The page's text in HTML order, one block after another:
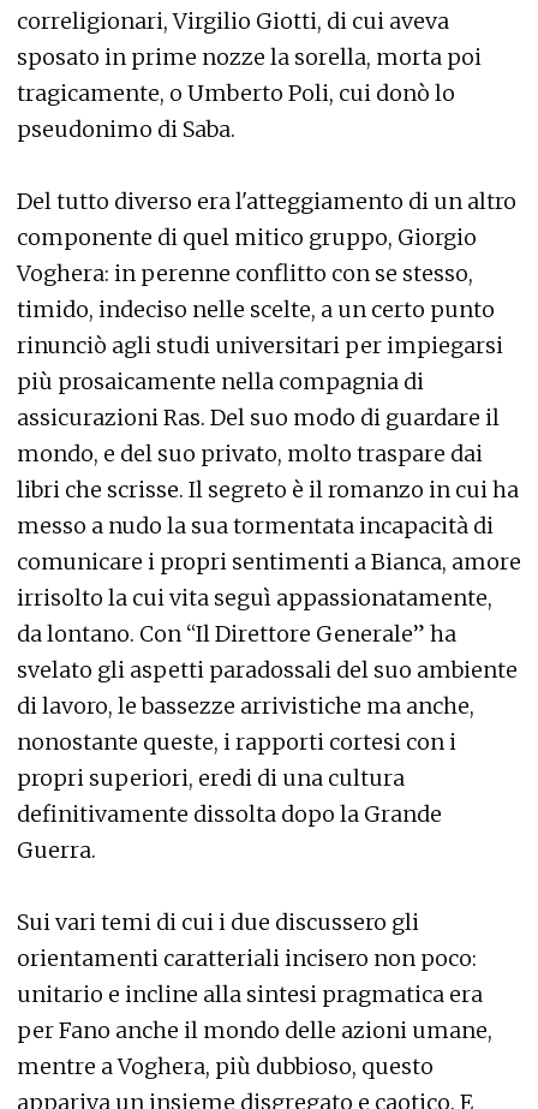
correligionari, Virgilio Giotti, di cui aveva
sposato in prime nozze la sorella, morta poi
tragicamente, o Umberto Poli, cui donò lo
pseudonimo di Saba.
Del tutto diverso era l'atteggiamento di un altro
componente di quel mitico gruppo, Giorgio
Voghera: in perenne conflitto con se stesso,
timido, indeciso nelle scelte, a un certo punto
rinunciò agli studi universitari per impiegarsi
più prosaicamente nella compagnia di
assicurazioni Ras. Del suo modo di guardare il
mondo, e del suo privato, molto traspare dai
libri che scrisse. Il segreto è il romanzo in cui ha
messo a nudo la sua tormentata incapacità di
comunicare i propri sentimenti a Bianca, amore
irrisolto la cui vita seguì appassionatamente,
da lontano. Con “Il Direttore Generale” ha
svelato gli aspetti paradossali del suo ambiente
di lavoro, le bassezze arrivistiche ma anche,
nonostante queste, i rapporti cortesi con i
propri superiori, eredi di una cultura
definitivamente dissolta dopo la Grande
Guerra.
Sui vari temi di cui i due discussero gli
orientamenti caratteriali incisero non poco:
unitario e incline alla sintesi pragmatica era
per Fano anche il mondo delle azioni umane,
mentre a Voghera, più dubbioso, questo
appariva un insieme disgregato e caotico. E